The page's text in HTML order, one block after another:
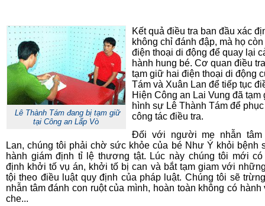
Lê Thành Tám đang bị tạm giữ
tại Công an Lấp Vò
Kết quả điều tra ban đầu xác
không chỉ đánh đập, mà họ
điện thoại di động để quay lại
hành hung bé. Cơ quan điều
tạm giữ hai điện thoại di động
Tám và Xuân Lan để tiếp tục
Hiện Công an Lai Vung đã tạm
hình sự Lê Thành Tám để
công tác điều tra.
Đối với người mẹ nhẫn tâm
Lan, chúng tôi phải chờ sức khỏe của bé Như Ý khỏi bệnh
hành giám định tỉ lệ thương tật. Lúc này chúng tôi mới có
định khởi tố vụ án, khởi tố bị can và bắt tạm giam với
tội theo điều luật quy định của pháp luật. Chúng tôi sẽ
nhẫn tâm đánh con ruột của mình, hoàn toàn không có hành
che...